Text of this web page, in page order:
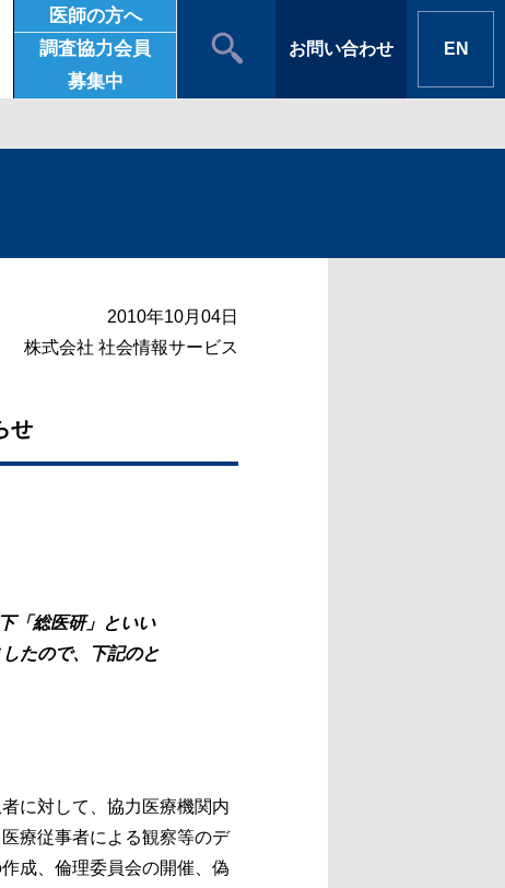
医師の方へ
調査協力会員
募集中
お問い合わせ EN
2010年10月04日
株式会社 社会情報サービス
せ
「総医研」といい
たので、下記のと
に対して、協力医療機関内
療従事者による観察等のデ
成、倫理委員会の開催、偽